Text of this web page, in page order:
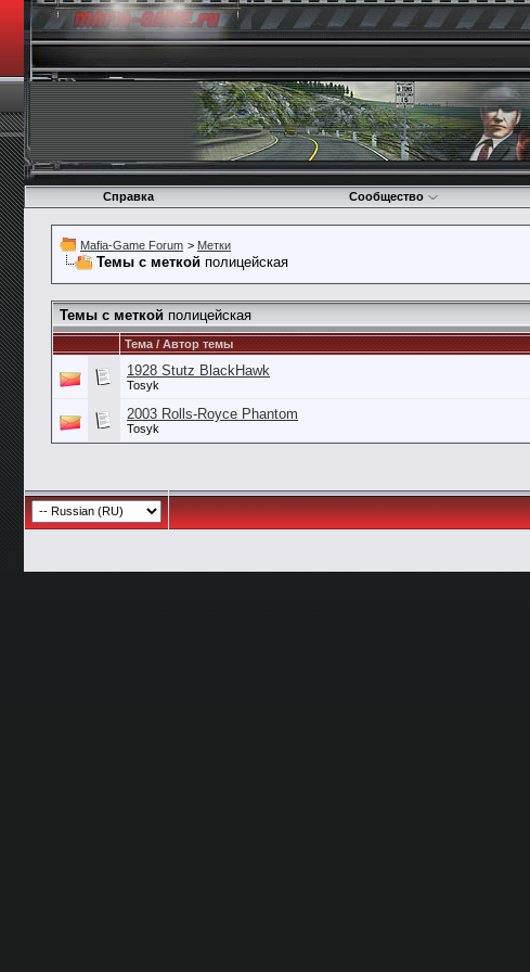
Справка Сообщество
Mafia-Game Forum > Метки
Темы с меткой полицейская
Темы с меткой полицейская
Тема / Автор темы
1928 Stutz BlackHawk
Tosyk
2003 Rolls-Royce Phantom
Tosyk